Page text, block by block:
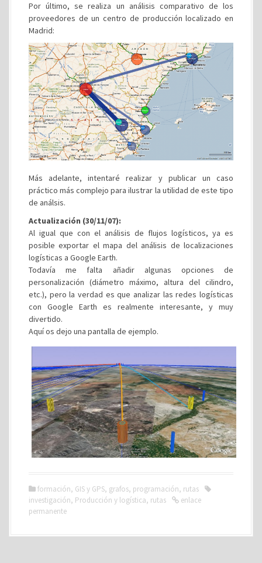
Por último, se realiza un análisis comparativo de los
proveedores de un centro de producción localizado en
Madrid:
Más adelante, intentaré realizar y publicar un caso
práctico más complejo para ilustrar la utilidad de este tipo
de análsis.
Actualización (30/11/07):
Al igual que con el análisis de flujos logísticos, ya es
posible exportar el mapa del análisis de localizaciones
logísticas a Google Earth.
Todavía me falta añadir algunas opciones de
personalización (diámetro máximo, altura del cilindro,
etc.), pero la verdad es que analizar las redes logísticas
con Google Earth es realmente interesante, y muy
divertido.
Aquí os dejo una pantalla de ejemplo.
formación, GIS y GPS, grafos, programación, rutas
investigación, Producción y logística, rutas
enlace
permanente